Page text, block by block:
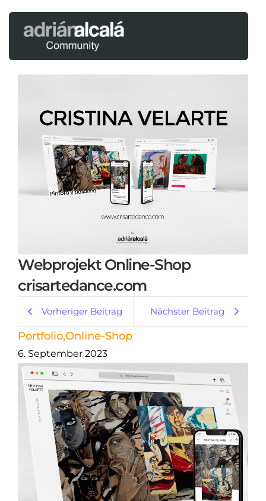
Webprojekt Online-Shop
crisartedance.com
Vorheriger Beitrag Nächster Beitrag
Portfolio,Online-Shop
6. September 2023